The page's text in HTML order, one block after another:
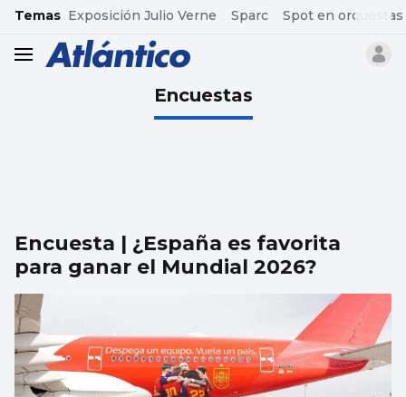
common.go-to-content
Temas Exposición Julio Verne Sparc Spot en orquestas
header.menu.open
Encuestas
Encuesta | ¿España es favorita
para ganar el Mundial 2026?